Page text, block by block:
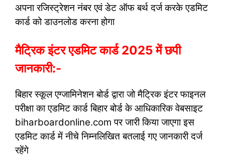
अपना रजिस्ट्रेशन नंबर एवं डेट ऑफ बर्थ दर्ज करके एडमिट
कार्ड को डाउनलोड करना होगा
मैट्रिक इंटर एडमिट कार्ड 2025 में छपी
जानकारी:-
बिहार स्कूल एग्जामिनेशन बोर्ड द्वारा जो मैट्रिक इंटर फाइनल
परीक्षा का एडमिट कार्ड बिहार बोर्ड के आधिकारिक वेबसाइट
biharboardonline.com पर जारी किया जाएगा इस
एडमिट कार्ड में नीचे निम्नलिखित बतलाई गए जानकारी दर्ज
रहेंगे